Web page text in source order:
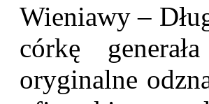
Wieniawy –
córkę
oryginalne